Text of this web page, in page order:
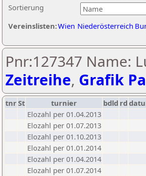
Sortierung
Vereinslisten:Wien Niederösterreich
Pnr:127347 Name:
Zeitreihe, Grafik
tnrSt turnier bdld rd
Elozahl per 01.04.2013
Elozahl per 01.07.2013
Elozahl per 01.10.2013
Elozahl per 01.01.2014
Elozahl per 01.04.2014
Elozahl per 01.07.2014